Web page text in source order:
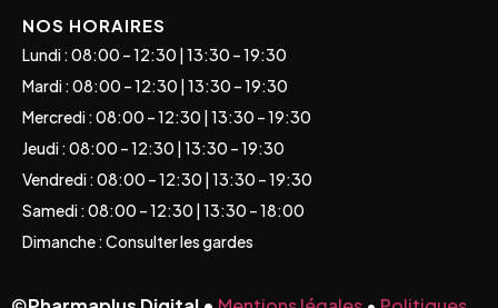
NOS HORAIRES
Lundi : 08:00 – 12:30 | 13:30 – 19:30
Mardi : 08:00 – 12:30 | 13:30 – 19:30
Mercredi : 08:00 – 12:30 | 13:30 – 19:30
Jeudi : 08:00 – 12:30 | 13:30 – 19:30
Vendredi : 08:00 – 12:30 | 13:30 – 19:30
Samedi : 08:00 – 12:30 | 13:30 – 18:00
Dimanche : Consulter les gardes